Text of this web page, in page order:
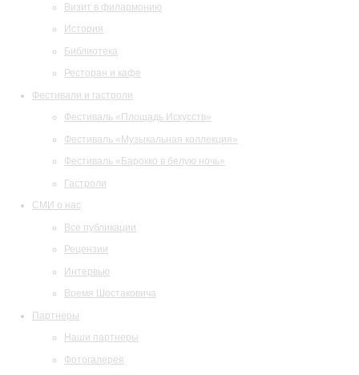
Визит в филармонию
История
Библиотека
Ресторан и кафе
Фестивали и гастроли
Фестиваль «Площадь Искусств»
Фестиваль «Музыкальная коллекция»
Фестиваль «Барокко в белую ночь»
Гастроли
СМИ о нас
Все публикации
Рецензии
Интервью
Время Шостаковича
Партнеры
Наши партнеры
Фотогалерея